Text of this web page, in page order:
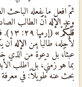
ثمّ افعل ما يفعله
وعد الإله أنّ الطالب
قَلْبِكُمْ»
لأجله، طالباً من الإله أن
عبثاً، بل دعوةٌ من الذي
بما هو زمنيّ، بل اطلب
بحث عنه طويلاً: في